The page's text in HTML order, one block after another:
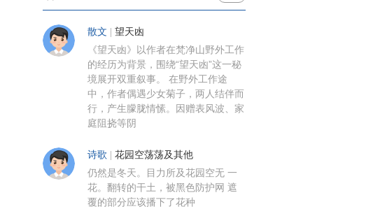
散文 望天凼
《望天凼》以作者在梵净山野外工作
的经历为背景，围绕“望天凼”这一秘
境展开双重叙事。 在野外工作途
中，作者偶遇少女菊子，两人结伴而
行，产生朦胧情愫。因赠表风波、家
庭阻挠等阴
诗歌 花园空荡荡及其他
仍然是冬天。目力所及花园空无 一
花。翻转的干土，被黑色防护网 遮
覆的部分应该播下了花种